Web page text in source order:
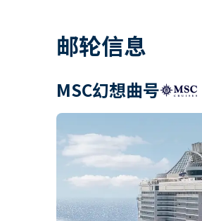
邮轮信息
MSC幻想曲号